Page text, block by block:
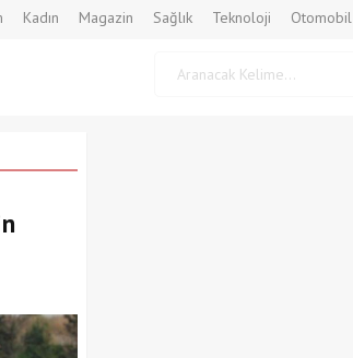
Kadın Magazin Sağlık Teknoloji Otomobil